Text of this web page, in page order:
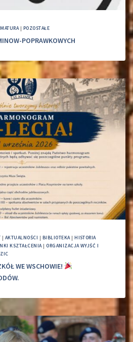
MATURA| POZOSTAŁE
POPRAWKOWYCH
| AKTUALNOŚCI | BIBLIOTEKA|HISTORIA
KSZTAŁCENIA|ORGANIZACJA WYJŚĆ I
WE WSCHOWIE!